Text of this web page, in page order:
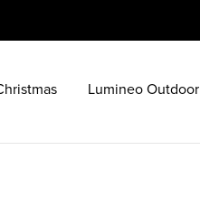
Lumineo Outdoor